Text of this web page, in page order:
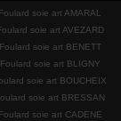
Foulard soie art AMARAL
soie art AVEZARD
Foulard soie art BENETT
Foulard soie art BLIGNY
soie art BOUCHEIX
soie art BRESSAN
Foulard soie art CADENE